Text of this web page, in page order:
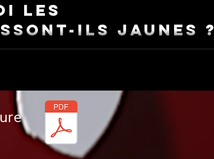
les
ils jaunes ?
la teinte la plus iconique de la télévision mondiale — et ce
choisie pour attirer le regard,